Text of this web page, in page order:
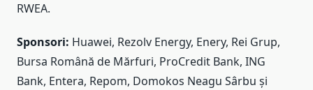
RWEA.
Sponsori: Huawei, Rezolv Energy, Enery, Rei Grup,
Bursa Română de Mărfuri, ProCredit Bank, ING
Bank, Entera, Repom, Domokos Neagu Sârbu și